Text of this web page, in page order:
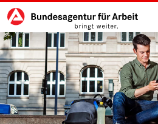
zu den Hauptinhalten springen
Hauptnavigation